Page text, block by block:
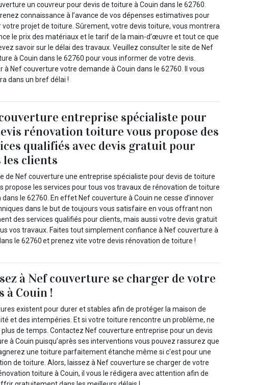
un couvreur pour devis de toiture à Couin dans le 62760.
connaissance à l’avance de vos dépenses estimatives pour
votre projet de toiture. Sûrement, votre devis toiture, vous montrera
le prix des matériaux et le tarif de la main-d’œuvre et tout ce que
savoir sur le délai des travaux. Veuillez consulter le site de Nef
à Couin dans le 62760 pour vous informer de votre devis.
à Nef couverture votre demande à Couin dans le 62760. Il vous
dans un bref délai !
entreprise spécialiste pour
rénovation toiture vous propose des
qualifiés avec devis gratuit pour
les clients
de Nef couverture une entreprise spécialiste pour devis de toiture
propose les services pour tous vos travaux de rénovation de toiture
dans le 62760. En effet Nef couverture à Couin ne cesse d’innover
dans le but de toujours vous satisfaire en vous offrant non
des services qualifiés pour clients, mais aussi votre devis gratuit
vos travaux. Faites tout simplement confiance à Nef couverture à
le 62760 et prenez vite votre devis rénovation de toiture !
à Nef couverture se charger de votre
à Couin !
existent pour durer et stables afin de protéger la maison de
et des intempéries. Et si votre toiture rencontre un problème, ne
de temps. Contactez Nef couverture entreprise pour un devis
à Couin puisqu’après ses interventions vous pouvez rassurez que
une toiture parfaitement étanche même si c'est pour une
de toiture. Alors, laissez à Nef couverture se charger de votre
toiture à Couin, il vous le rédigera avec attention afin de